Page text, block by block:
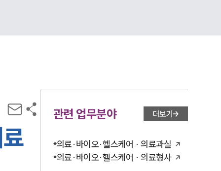
관련 업무분야 더보기
의료·바이오·헬스케어 · 의료과실
의료·바이오·헬스케어 · 의료형사